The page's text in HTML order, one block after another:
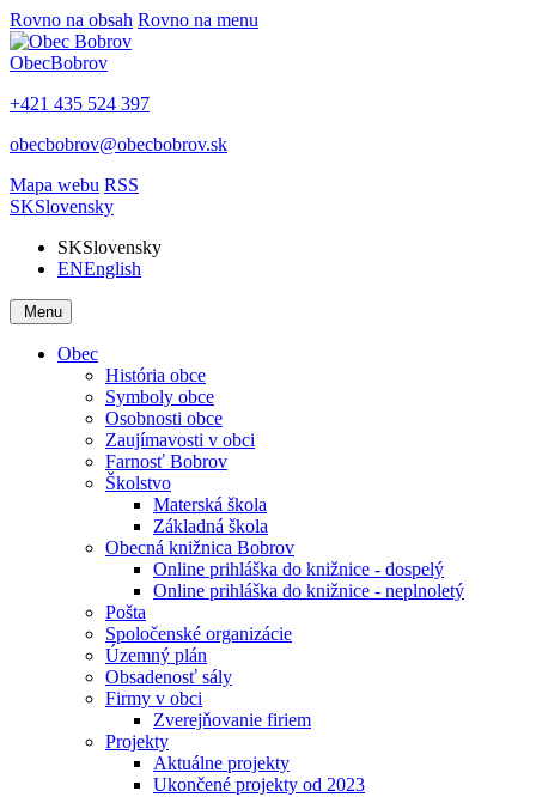
Rovno na obsah Rovno na menu
ObecBobrov
+421 435 524 397
obecbobrov@obecbobrov.sk
Mapa webu RSS
SKSlovensky
SKSlovensky
ENEnglish
Menu
Obec
História obce
Symboly obce
Osobnosti obce
Zaujímavosti v obci
Farnosť Bobrov
Školstvo
Materská škola
Základná škola
Obecná knižnica Bobrov
Online prihláška do knižnice - dospelý
Online prihláška do knižnice - neplnoletý
Pošta
Spoločenské organizácie
Územný plán
Obsadenosť sály
Firmy v obci
Zverejňovanie firiem
Projekty
Aktuálne projekty
Ukončené projekty od 2023